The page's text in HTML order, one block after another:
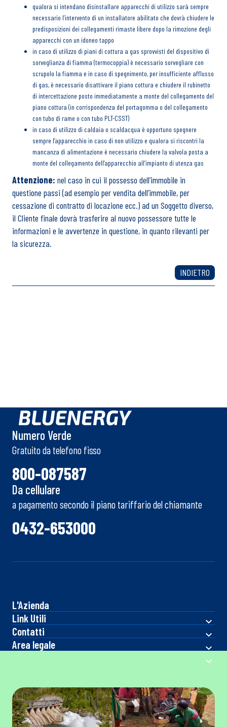
qualora si intendano disinstallare apparecchi di utilizzo sarà sempre
necessario l’intervento di un installatore abilitato che dovrà chiudere le
predisposizioni dei collegamenti rimaste libere dopo la rimozione degli
apparecchi con un idoneo tappo
in caso di utilizzo di piani di cottura a gas sprovvisti del dispositivo di
sorveglianza di fiamma (termocoppia) è necessario sorvegliare con
scrupolo la fiamma e in caso di spegnimento, per insufficiente afflusso
di gas, è necessario disattivare il piano cottura e chiudere il rubinetto
di intercettazione posto immediatamente a monte del collegamento del
piano cottura (in corrispondenza del portagomma o del collegamento
con tubo di rame o con tubo PLT-CSST)
in caso di utilizzo di caldaia o scaldacqua è opportuno spegnere
sempre l’apparecchio in caso di non utilizzo e qualora si riscontri la
mancanza di alimentazione è necessario chiudere la valvola posta a
monte del collegamento dell’apparecchio all’impianto di utenza gas
Attenzione: nel caso in cui il possesso dell’immobile in
questione passi (ad esempio per vendita dell’immobile, per
cessazione di contratto di locazione ecc.) ad un Soggetto diverso,
il Cliente finale dovrà trasferire al nuovo possessore tutte le
informazioni e le avvertenze in questione, in quanto rilevanti per
la sicurezza.
INDIETRO
Numero Verde
Gratuito da telefono fisso
800-087587
Da cellulare
a pagamento secondo il piano tariffario del chiamante
0432-653000
L'Azienda
Link Utili
Contatti
Area legale